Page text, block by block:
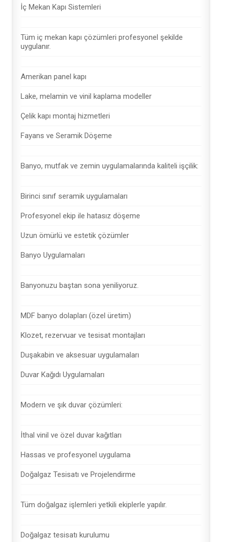
İç Mekan Kapı Sistemleri
Tüm iç mekan kapı çözümleri profesyonel şekilde
uygulanır.
Amerikan panel kapı
Lake, melamin ve vinil kaplama modeller
Çelik kapı montaj hizmetleri
Fayans ve Seramik Döşeme
Banyo, mutfak ve zemin uygulamalarında kaliteli işçilik:
Birinci sınıf seramik uygulamaları
Profesyonel ekip ile hatasız döşeme
Uzun ömürlü ve estetik çözümler
Banyo Uygulamaları
Banyonuzu baştan sona yeniliyoruz.
MDF banyo dolapları (özel üretim)
Klozet, rezervuar ve tesisat montajları
Duşakabin ve aksesuar uygulamaları
Duvar Kağıdı Uygulamaları
Modern ve şık duvar çözümleri:
İthal vinil ve özel duvar kağıtları
Hassas ve profesyonel uygulama
Doğalgaz Tesisatı ve Projelendirme
Tüm doğalgaz işlemleri yetkili ekiplerle yapılır.
Doğalgaz tesisatı kurulumu